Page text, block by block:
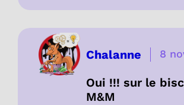
Chalanne 8
Oui !!! sur le
M&M